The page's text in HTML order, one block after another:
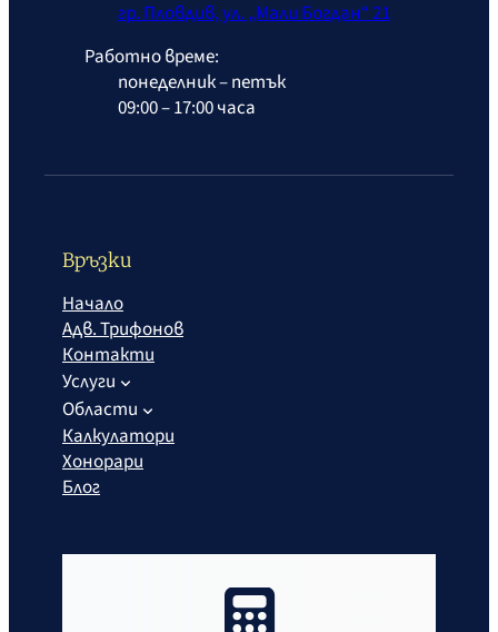
гр. Пловдив, ул. „Мали Богдан“ 21
Работно време:
понеделник – петък
09:00 – 17:00 часа
Връзки
Начало
Адв. Трифонов
Контакти
Услуги
Области
Калкулатори
Хонорари
Блог